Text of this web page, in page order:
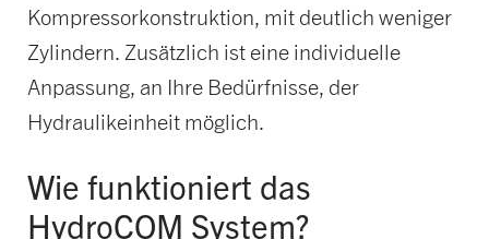
Kompressorkonstruktion, mit deutlich weniger
Zylindern. Zusätzlich ist eine individuelle
Anpassung, an Ihre Bedürfnisse, der
Hydraulikeinheit möglich.
Wie funktioniert das
HydroCOM System?